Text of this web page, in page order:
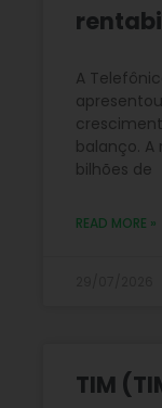
A
balanço. A
bilhões de
READ MORE »
TIM